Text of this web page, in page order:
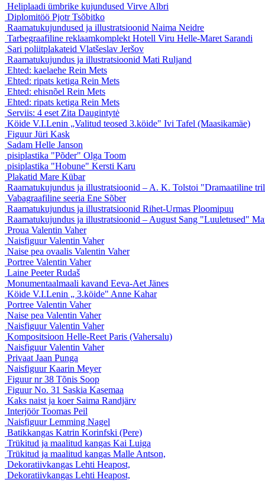
Heliplaadi ümbrike kujundused Virve Albri
Diplomitöö Pjotr Tsõbitko
Raamatukujundused ja illustratsioonid Naima Neidre
Tarbegraafiline reklaamkomplekt Hotell Viru Helle-Maret Sarandi
Sari poliitplakateid Vlatšeslav Jeršov
Raamatukujundus ja illustratsioonid Mati Ruljand
Ehted: kaelaehe Rein Mets
Ehted: ripats ketiga Rein Mets
Ehted: ehisnõel Rein Mets
Ehted: ripats ketiga Rein Mets
Serviis: 4 eset Zita Daugintytė
Köide V.I.Lenin „Valitud teosed 3.köide" Ivi Tafel (Maasikamäe)
FiguurJüri Kask
Sadam Helle Janson
pisiplastika "Põder" Olga Toom
pisiplastika "Hobune" Kersti Karu
Plakatid Mare Kübar
Raamatukujundus ja illustratsioonid – A. K. Tolstoi "Dramaatiline
Vabagraafiline seeria Ene Sõber
Raamatukujundus ja illustratsioonid Rihet-Urmas Ploomipuu
Raamatukujundus ja illustratsioonid – August Sang "Luuletused"
Proua Valentin Vaher
NaisfiguurValentin Vaher
Naise pea ovaalis Valentin Vaher
Portree Valentin Vaher
Laine Peeter Rudaš
Monumentaalmaali kavand Eeva-Aet Jänes
Köide V.I.Lenin „ 3.köide" Anne Kahar
Portree Valentin Vaher
Naise pea Valentin Vaher
NaisfiguurValentin Vaher
Kompositsioon Helle-Reet Paris (Vahersalu)
NaisfiguurValentin Vaher
Privaat Jaan Punga
NaisfiguurKaarin Meyer
Figuur nr 38 Tõnis Soop
Figuur No. 31 Saskia Kasemaa
Kaks naist ja koer Saima Randjärv
InterjöörToomas Peil
NaisfiguurLemming Nagel
Batikkangas Katrin Korinfski (Pere)
Trükitud ja maalitud kangas Kai Luiga
Trükitud ja maalitud kangas Malle Antson,
Dekoratiivkangas Lehti Heapost,
Dekoratiivkangas Lehti Heapost,